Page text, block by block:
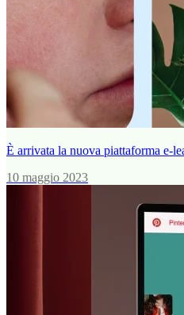
È arrivata la nuova piattaforma e-
10 maggio 2023